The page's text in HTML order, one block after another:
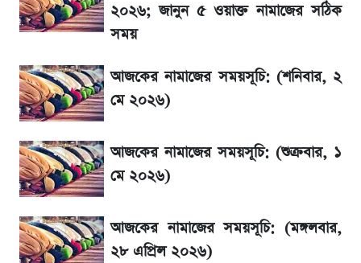
রবির বড় সাফল্য! আয় কম বাড়লেও রেকর্ড মুনাফা ও
গ্রাহক বৃদ্ধি
এস আলমের দখলে থাকা ব্যাংক নিয়ে এলো নতুন
সিদ্ধান্ত
সৌদিতে বাংলাদেশিদের আকামা নবায়নে বদলে গেল
নিয়ম
২০২৬; জানুন ৫ ওয়াক্ত নামাজের সঠিক
সময়
আজকের নামাজের সময়সূচি: (শনিবার, ২
মে ২০২৬)
আজকের নামাজের সময়সূচি: (শুক্রবার, ১
মে ২০২৬)
আজকের নামাজের সময়সূচি: (মঙ্গলবার,
২৮ এপ্রিল ২০২৬)